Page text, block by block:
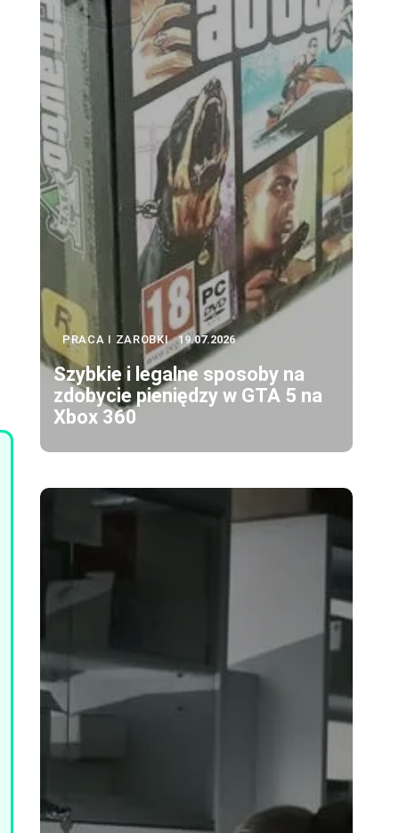
PRACA I ZAROBKI 19.07.2026
Szybkie i legalne sposoby na
zdobycie pieniędzy w GTA 5 na
Xbox 360